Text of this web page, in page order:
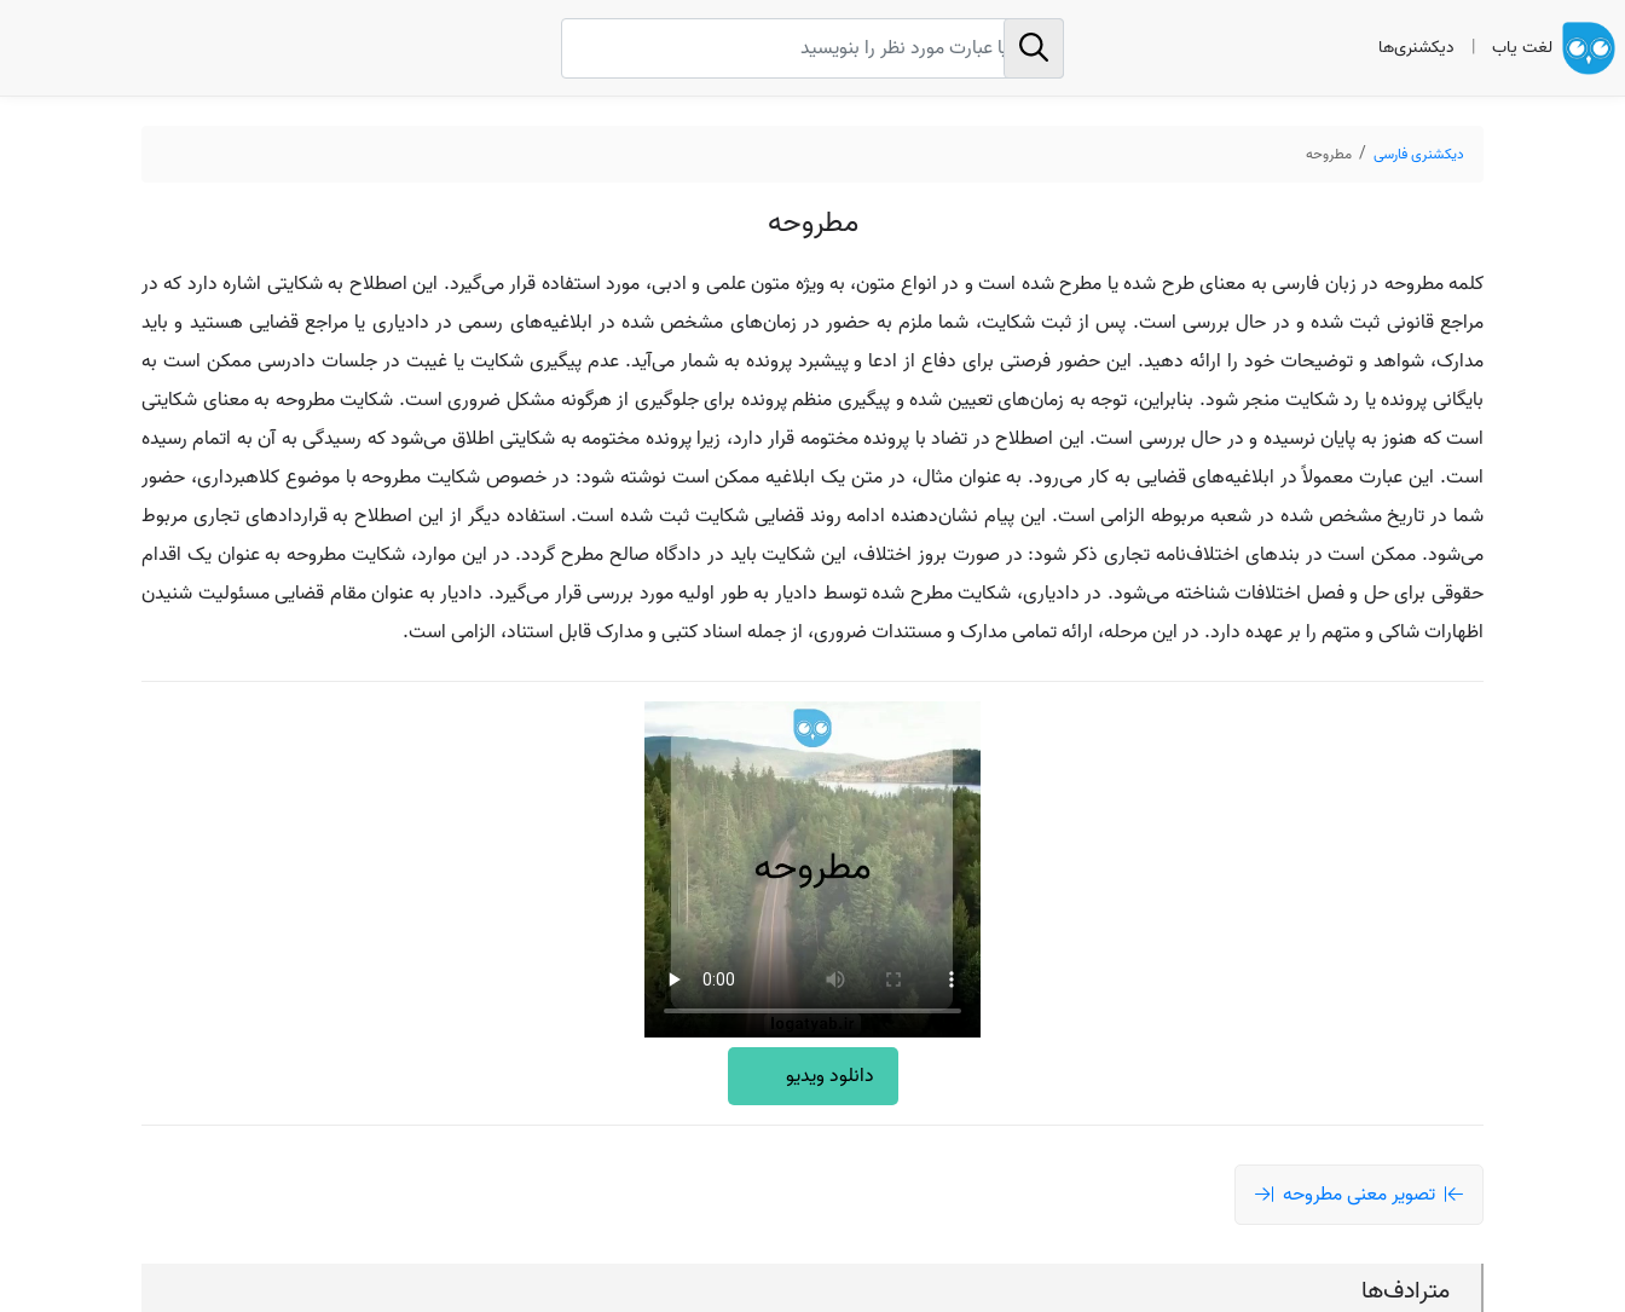
لغت یاب | دیکشنری‌ها
دیکشنری فارسی مطروحه
مطروحه
کلمه مطروحه در زبان فارسی به معنای طرح شده یا مطرح شده است و در انواع متون، به ویژه متون علمی و ادبی، مورد استفاده قرار می‌گیرد. این اصطلاح به شکایتی اشاره دارد که در
مراجع قانونی ثبت شده و در حال بررسی است. پس از ثبت شکایت، شما ملزم به حضور در زمان‌های مشخص شده در ابلاغیه‌های رسمی در دادیاری یا مراجع قضایی هستید و باید
مدارک، شواهد و توضیحات خود را ارائه دهید. این حضور فرصتی برای دفاع از ادعا و پیشبرد پرونده به شمار می‌آید. عدم پیگیری شکایت یا غیبت در جلسات دادرسی ممکن است به
بایگانی پرونده یا رد شکایت منجر شود. بنابراین، توجه به زمان‌های تعیین شده و پیگیری منظم پرونده برای جلوگیری از هرگونه مشکل ضروری است. شکایت مطروحه به معنای شکایتی
است که هنوز به پایان نرسیده و در حال بررسی است. این اصطلاح در تضاد با پرونده مختومه قرار دارد، زیرا پرونده مختومه به شکایتی اطلاق می‌شود که رسیدگی به آن به اتمام رسیده
است. این عبارت معمولاً در ابلاغیه‌های قضایی به کار می‌رود. به عنوان مثال، در متن یک ابلاغیه ممکن است نوشته شود: در خصوص شکایت مطروحه با موضوع کلاهبرداری، حضور
شما در تاریخ مشخص شده در شعبه مربوطه الزامی است. این پیام نشان‌دهنده ادامه روند قضایی شکایت ثبت شده است. استفاده دیگر از این اصطلاح به قراردادهای تجاری مربوط
می‌شود. ممکن است در بندهای اختلاف‌نامه تجاری ذکر شود: در صورت بروز اختلاف، این شکایت باید در دادگاه صالح مطرح گردد. در این موارد، شکایت مطروحه به عنوان یک اقدام
حقوقی برای حل و فصل اختلافات شناخته می‌شود. در دادیاری، شکایت مطرح شده توسط دادیار به طور اولیه مورد بررسی قرار می‌گیرد. دادیار به عنوان مقام قضایی مسئولیت شنیدن
اظهارات شاکی و متهم را بر عهده دارد. در این مرحله، ارائه تمامی مدارک و مستندات ضروری، از جمله اسناد کتبی و مدارک قابل استناد، الزامی است.
دانلود ویدیو
تصویر معنی مطروحه
مترادف‌ها